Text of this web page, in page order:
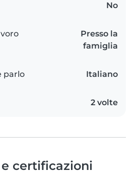
No
Presso la
famiglia
parlo Italiano
2 volte
certificazioni